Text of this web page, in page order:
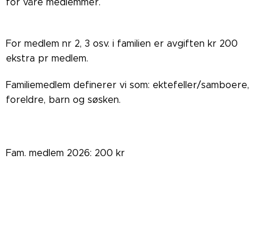
For medlem nr 2, 3 osv. i familien er avgiften kr 200
ekstra pr medlem.
Familiemedlem definerer vi som: ektefeller/samboere,
foreldre, barn og søsken.
Fam. medlem 2026: 200 kr